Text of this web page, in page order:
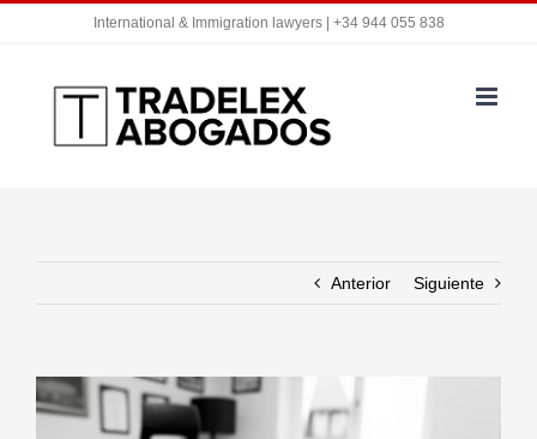
contenido
International & Immigration lawyers | +34 944 055 838
Anterior Siguiente
Ver
imagen